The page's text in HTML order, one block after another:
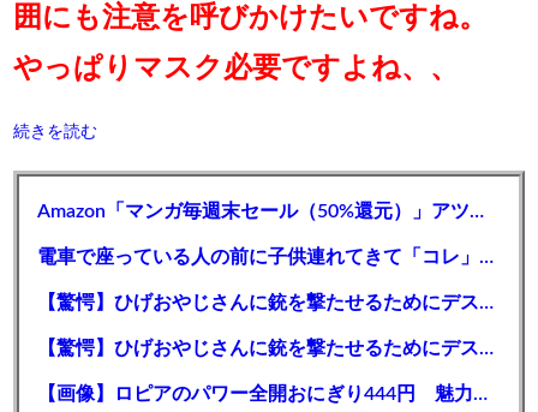
囲にも注意を呼びかけたいですね。
やっぱりマスク必要ですよね、、
続きを読む
Amazon「マンガ毎週末セール（50%還元）」アツいスポーツマンガ祭り最終日到来！！！【📦】
電車で座っている人の前に子供連れてきて「コレ」を言う親、嫌われていた・・・・・
【驚愕】ひげおやじさんに銃を撃たせるためにデスゲームを開催するはりーシ
【驚愕】ひげおやじさんに銃を撃たせるためにデスゲームを開催するはりーシ
【画像】ロピアのパワー全開おにぎり444円 魅力的すぎて草ｗｗｗｗｗｗｗ